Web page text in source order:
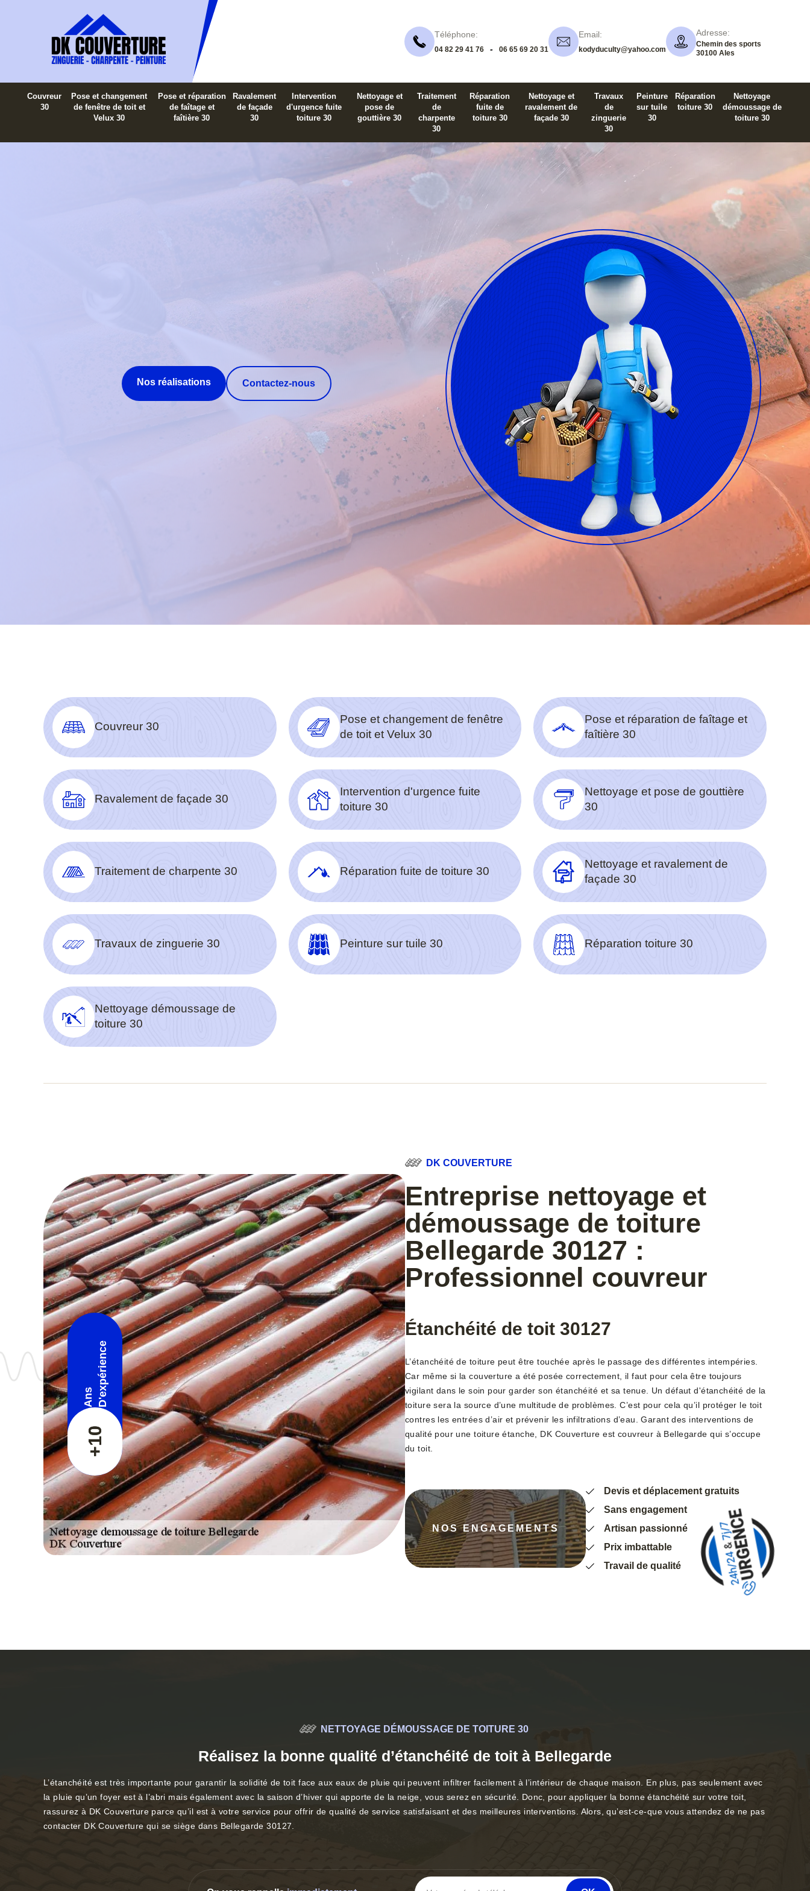
Téléphone:
04 82 29 41 76 - 06 65 69 20 31
Email:
kodyduculty@yahoo.com
Adresse:
Chemin des sports
30100 Ales
Couvreur
30
Pose et changement
de fenêtre de toit et
Velux 30
Pose et réparation
de faîtage et
faîtière 30
Ravalement
de façade
30
Intervention
d'urgence fuite
toiture 30
Nettoyage et
pose de
gouttière 30
Traitement
de
charpente
30
Réparation
fuite de
toiture 30
Nettoyage et
ravalement de
façade 30
Travaux
de
zinguerie
30
Peinture
sur tuile
30
Réparation
toiture 30
Nettoyage
démoussage de
toiture 30
Nos réalisations Contactez-nous
Couvreur 30
Pose et changement de fenêtre
de toit et Velux 30
Pose et réparation de faîtage et
faîtière 30
Ravalement de façade 30
Intervention d'urgence fuite
toiture 30
Nettoyage et pose de gouttière
30
Traitement de charpente 30 Réparation fuite de toiture 30
Nettoyage et ravalement de
façade 30
Travaux de zinguerie 30 Peinture sur tuile 30 Réparation toiture 30
Nettoyage démoussage de
toiture 30
+10
Ans D'expérience
DK COUVERTURE
Entreprise nettoyage et
démoussage de toiture
Bellegarde 30127 :
Professionnel couvreur
Étanchéité de toit 30127
L’étanchéité de toiture peut être touchée après le passage des différentes intempéries.
Car même si la couverture a été posée correctement, il faut pour cela être toujours
vigilant dans le soin pour garder son étanchéité et sa tenue. Un défaut d'étanchéité de la
toiture sera la source d’une multitude de problèmes. C’est pour cela qu’il protéger le toit
contres les entrées d’air et prévenir les infiltrations d’eau. Garant des interventions de
qualité pour une toiture étanche, DK Couverture est couvreur à Bellegarde qui s’occupe
du toit.
NOS ENGAGEMENTS
Devis et déplacement gratuits
Sans engagement
Artisan passionné
Prix imbattable
Travail de qualité
NETTOYAGE DÉMOUSSAGE DE TOITURE 30
Réalisez la bonne qualité d’étanchéité de toit à Bellegarde
L’étanchéité est très importante pour garantir la solidité de toit face aux eaux de pluie qui peuvent infiltrer facilement à l’intérieur de chaque maison. En plus, pas seulement avec
la pluie qu’un foyer est à l’abri mais également avec la saison d’hiver qui apporte de la neige, vous serez en sécurité. Donc, pour appliquer la bonne étanchéité sur votre toit,
rassurez à DK Couverture parce qu’il est à votre service pour offrir de qualité de service satisfaisant et des meilleures interventions. Alors, qu’est-ce-que vous attendez de ne pas
contacter DK Couverture qui se siège dans Bellegarde 30127.